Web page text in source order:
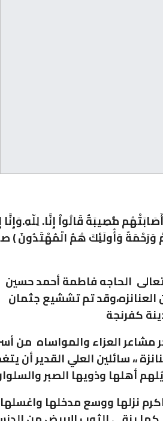
مُّصِيبَةٌ قَالُواْ إِنَّا. لِلّهِ.وَإِنَّا
وَرَحْمَةٌ وَأُولَئِكَ هُمُ الْمُهْتَدُونَ )
تعالى الحاجه فاطمة أحمد حسين
العنانزه،وقد تم تششيع جثمان
كفرنجة
مشاعر العزاء والمواساه من
،، سائلين العلي القدير أن
أهلها وذويها الصبر
نزلها ووسع مدخلها واغسلها